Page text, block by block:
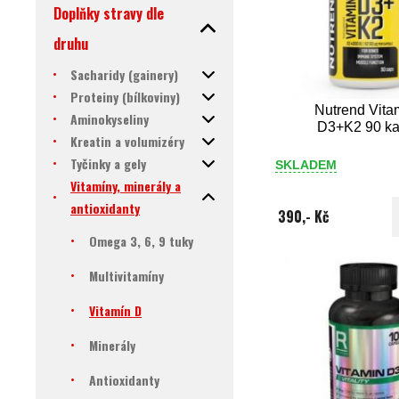
Doplňky stravy dle
druhu
Sacharidy (gainery)
Proteiny (bílkoviny)
Aminokyseliny
Kreatin a volumizéry
Tyčinky a gely
Vitamíny, minerály a
antioxidanty
Omega 3, 6, 9 tuky
Multivitamíny
Vitamín D
Minerály
Antioxidanty
Nutrend
D3+K2 90
SKLADEM
390,- Kč